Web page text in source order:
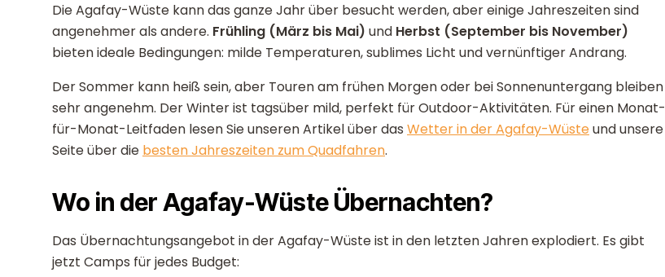
Die Agafay-Wüste kann das ganze Jahr über besucht werden, aber einige Jahreszeiten sind
angenehmer als andere. Frühling (März bis Mai) und Herbst (September bis November)
bieten ideale Bedingungen: milde Temperaturen, sublimes Licht und vernünftiger Andrang.
Der Sommer kann heiß sein, aber Touren am frühen Morgen oder bei Sonnenuntergang bleiben
sehr angenehm. Der Winter ist tagsüber mild, perfekt für Outdoor-Aktivitäten. Für einen Monat-
für-Monat-Leitfaden lesen Sie unseren Artikel über das Wetter in der Agafay-Wüsteund unsere
Seite über die besten Jahreszeiten zum Quadfahren.
Wo in der Agafay-Wüste Übernachten?
Das Übernachtungsangebot in der Agafay-Wüste ist in den letzten Jahren explodiert. Es gibt
jetzt Camps für jedes Budget: